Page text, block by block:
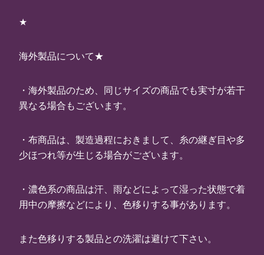
★
海外製品について★
・海外製品のため、同じサイズの商品でも実寸が若干
異なる場合もございます。
・布商品は、製造過程におきまして、糸の継ぎ目や多
少ほつれ等が生じる場合がございます。
・濃色系の商品は汗、雨などによって湿った状態で着
用中の摩擦などにより、色移りする事があります。
また色移りする製品との洗濯は避けて下さい。